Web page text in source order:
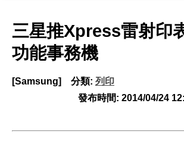
三星推Xpress雷射印
功能事務機
[Samsung] 分類: 列印
發布時間: 2014/04/24